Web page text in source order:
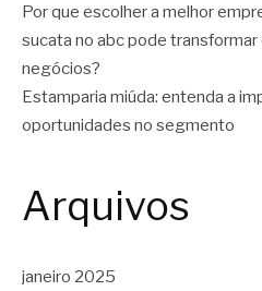
Por que escolher a melhor
sucata no abc pode
negócios?
Estamparia miúda: entenda a
oportunidades no segmento
Arquivos
janeiro 2025